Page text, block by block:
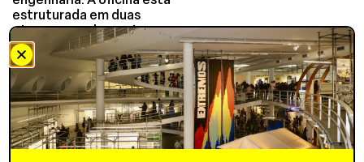
estruturada em duas
etapas complementares.
Na primeira parte, será
apresentada uma
exposição teórica
organizada em torno dos
fundamentos de
concepção de estruturas
em madeira, com ênfase
nas características do